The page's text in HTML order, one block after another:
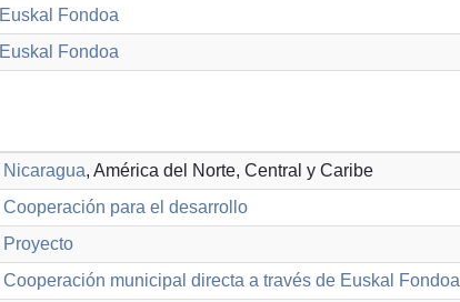
Euskal Fondoa
Euskal Fondoa
Nicaragua, América del Norte, Central y Caribe
Cooperación para el desarrollo
Proyecto
Cooperación municipal directa a través de Euskal Fondoa